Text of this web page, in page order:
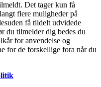
Det tager kun få
flere muligheder på
få tildelt udvidede
du tilmelder dig bedes du
for anvendelse og
for de forskellige fora når du